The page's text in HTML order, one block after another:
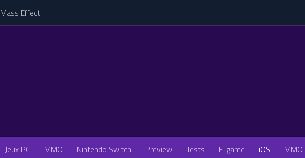
Mass Effect
Jeux PC MMO Nintendo Switch Preview Tests E-game iOS MMO